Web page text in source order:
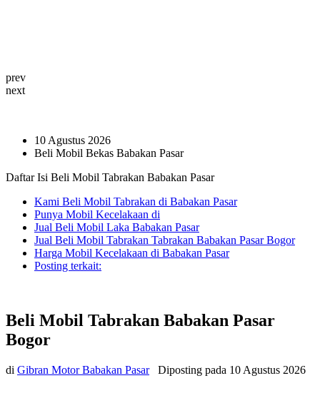
prev
next
10 Agustus 2026
Beli Mobil Bekas Babakan Pasar
Daftar Isi Beli Mobil Tabrakan Babakan Pasar
Kami Beli Mobil Tabrakan di Babakan Pasar
Punya Mobil Kecelakaan di
Jual Beli Mobil Laka Babakan Pasar
Jual Beli Mobil Tabrakan Tabrakan Babakan Pasar Bogor
Harga Mobil Kecelakaan di Babakan Pasar
Posting terkait:
Beli Mobil Tabrakan Babakan Pasar
Bogor
di Gibran Motor Babakan Pasar Diposting pada 10 Agustus 2026